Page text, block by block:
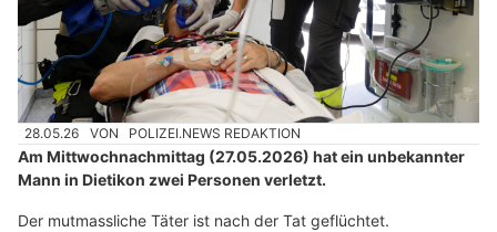
28.05.26 VON POLIZEI.NEWS REDAKTION
Am Mittwochnachmittag (27.05.2026) hat ein unbekannter
Mann in Dietikon zwei Personen verletzt.
Der mutmassliche Täter ist nach der Tat geflüchtet.